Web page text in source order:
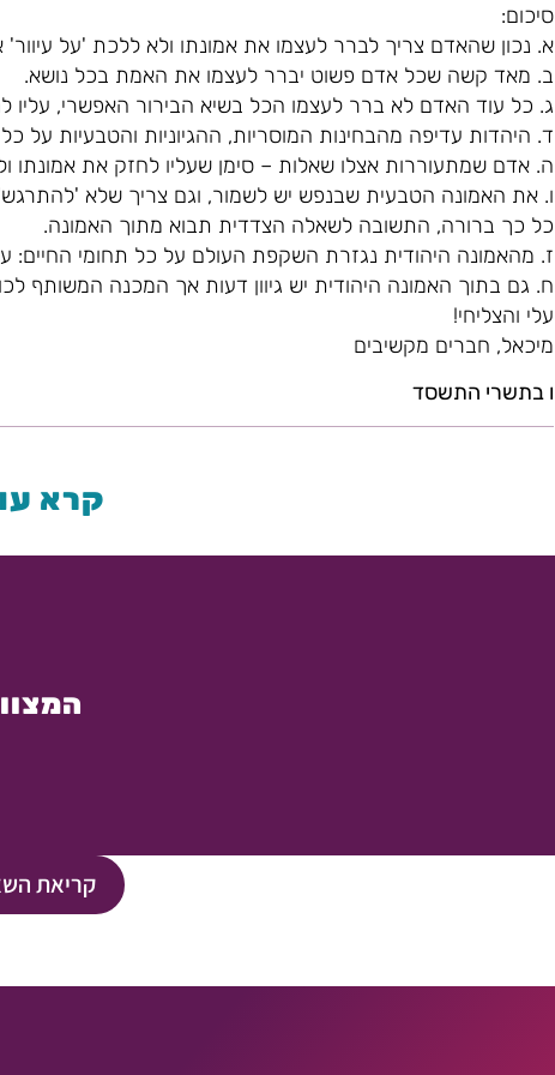
סיכום:
א. נכון שהאדם צריך לברר לעצמו את אמונתו ולא ללכת 'על עיוור'
ב. מאד קשה שכל אדם פשוט יברר לעצמו את האמת בכל נושא.
ג. כל עוד האדם לא ברר לעצמו הכל בשיא הבירור האפשרי, עליו
ד. היהדות עדיפה מהבחינות המוסריות, ההגיוניות והטבעיות על
ה. אדם שמתעוררות אצלו שאלות – סימן שעליו לחזק את אמונתו
ו. את האמונה הטבעית שבנפש יש לשמור, וגם צריך שלא 'להתרגש'
כל כך ברורה, התשובה לשאלה הצדדית תבוא מתוך האמונה.
ז. מהאמונה היהודית נגזרת השקפת העולם על כל תחומי החיים:
ח. גם בתוך האמונה היהודית יש גיוון דעות אך המכנה המשותף
עלי והצליחי!
מיכאל, חברים מקשיבים
ו בתשרי התשסד
קרא
קריאת